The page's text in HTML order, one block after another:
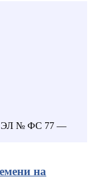
ЭЛ № ФС 77 —
на